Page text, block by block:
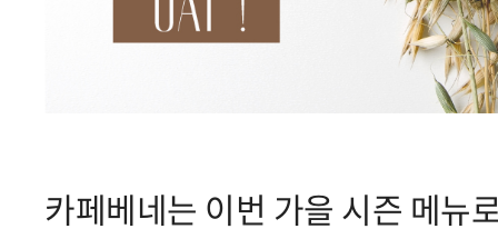
카페베네는 이번 가을 시즌 메뉴